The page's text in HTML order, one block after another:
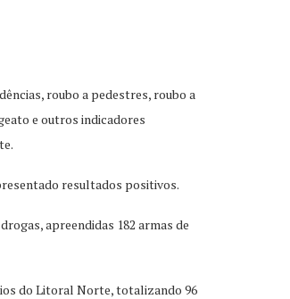
roubo a pedestres, roubo a
e outros indicadores
resultados positivos.
apreendidas 182 armas de
do Litoral Norte, totalizando 96